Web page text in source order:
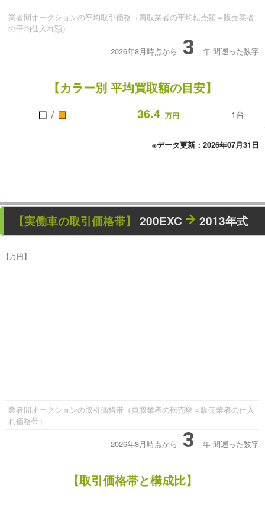
業者間オークションの平均取引価格（買取業者の平均転売額＝販売業者
の平均仕入れ額）
2026年8月時点から 3 年 間遡った数字
【カラー別 平均買取額の目安】
■ / ■ 36.4 万円 1台
※データ更新：2026年07月31日
【実働車の取引価格帯】 200EXC 2013年式
【万円】
業者間オークションの取引価格帯（買取業者の転売額＝販売業者の仕入
れ価格帯）
2026年8月時点から 3 年 間遡った数字
【取引価格帯と構成比】